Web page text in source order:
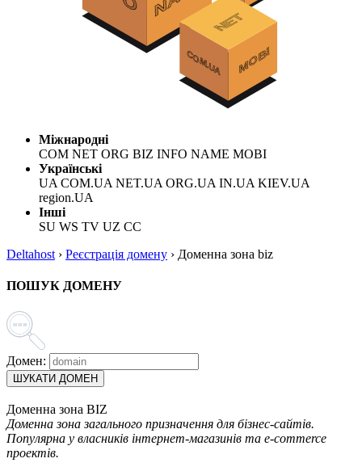
Міжнародні
COM NET ORG BIZ INFO NAME MOBI
Українські
UA COM.UA NET.UA ORG.UA IN.UA KIEV.UA
region.UA
Інші
SU WS TV UZ CC
Deltahost › Реєстрація домену › Доменна зона biz
ПОШУК ДОМЕНУ
Домен:
ШУКАТИ ДОМЕН
Доменна зона BIZ
Доменна зона загального призначення для бізнес-сайтів.
Популярна у власників інтернет-магазинів та e-commerce
проектів.